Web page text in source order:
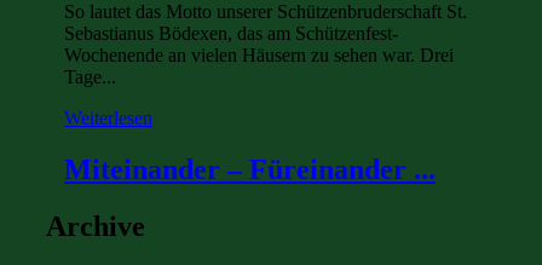
So lautet das Motto unserer Schützenbruderschaft St.
Sebastianus Bödexen, das am Schützenfest-
Wochenende an vielen Häusern zu sehen war. Drei
Tage...
Weiterlesen
Miteinander – Füreinander ...
Archive